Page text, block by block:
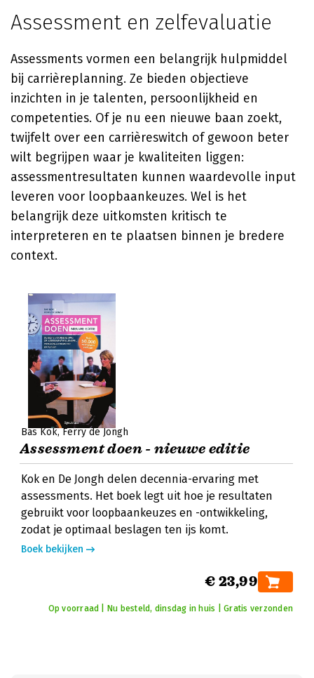
Assessment en zelfevaluatie
Assessments vormen een belangrijk hulpmiddel
bij carrièreplanning. Ze bieden objectieve
inzichten in je talenten, persoonlijkheid en
competenties. Of je nu een nieuwe baan zoekt,
twijfelt over een carrièreswitch of gewoon beter
wilt begrijpen waar je kwaliteiten liggen:
assessmentresultaten kunnen waardevolle input
leveren voor loopbaankeuzes. Wel is het
belangrijk deze uitkomsten kritisch te
interpreteren en te plaatsen binnen je bredere
context.
Bas Kok Ferry de Jongh
Assessment doen - nieuwe editie
Kok en De Jongh delen decennia-ervaring met
assessments. Het boek legt uit hoe je resultaten
gebruikt voor loopbaankeuzes en -ontwikkeling,
zodat je optimaal beslagen ten ijs komt.
Boek bekijken
€ 23,99
Op voorraad | Nu besteld, dinsdag in huis | Gratis verzonden